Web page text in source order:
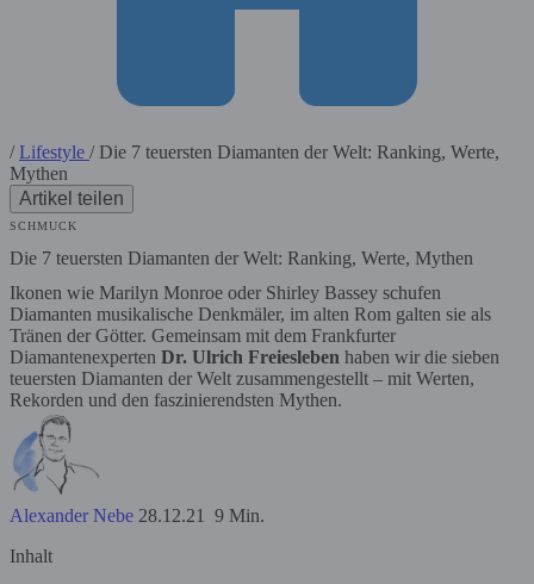
/ Lifestyle / Die 7 teuersten Diamanten der Welt: Ranking, Werte,
Mythen
Artikel teilen
SCHMUCK
Die 7 teuersten Diamanten der Welt: Ranking, Werte, Mythen
Ikonen wie Marilyn Monroe oder Shirley Bassey schufen
Diamanten musikalische Denkmäler, im alten Rom galten sie als
Tränen der Götter. Gemeinsam mit dem Frankfurter
Diamantenexperten Dr. Ulrich Freiesleben haben wir die sieben
teuersten Diamanten der Welt zusammengestellt – mit Werten,
Rekorden und den faszinierendsten Mythen.
Alexander Nebe 28.12.21
9 Min.
Inhalt